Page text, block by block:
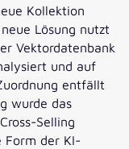
Kollektion
Lösung nutzt
Vektordatenbank
und auf
entfällt
wurde das
Selling
Form der KI-